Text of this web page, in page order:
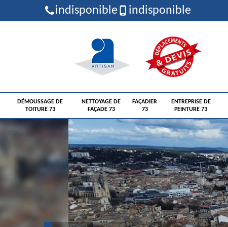
indisponible indisponible
DÉMOUSSAGE DE
TOITURE 73
NETTOYAGE DE
FAÇADE 73
FAÇADIER
73
ENTREPRISE DE
PEINTURE 73